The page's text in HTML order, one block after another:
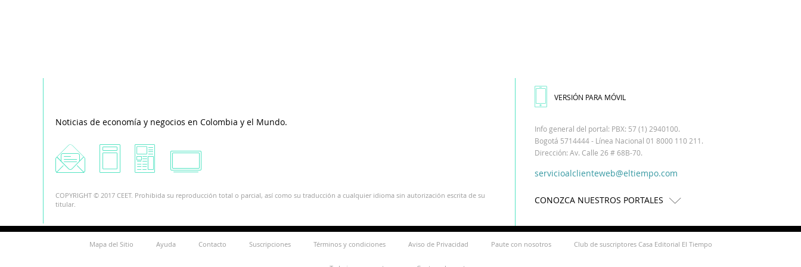
Noticias de economía y negocios en Colombia y el Mundo.
COPYRIGHT © 2017 CEET. Prohibida su reproducción total o parcial, así como su traducción a cualquier idioma sin autorización escrita de su
titular.
VERSIÓN PARA MÓVIL
Info general del portal: PBX: 57 (1) 2940100.
Bogotá 5714444 - Línea Nacional 01 8000 110 211.
Dirección: Av. Calle 26 # 68B-70.
servicioalclienteweb@eltiempo.com
CONOZCA NUESTROS PORTALES
Mapa del Sitio Ayuda Contacto Suscripciones Términos y condiciones Aviso de Privacidad Paute con nosotros Club de suscriptores Casa Editorial El Tiempo